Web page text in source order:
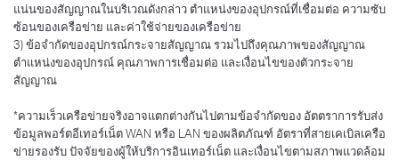
แน่นของสัญญาณในบริเวณดังกล่าว ตำแหน่งของอุปกรณ์ที่เชื่อมต่อ ความซับ
ซ้อนของเครือข่าย และค่าใช้จ่ายของเครือข่าย
3) ข้อจำกัดของอุปกรณ์กระจายสัญญาณ รวมไปถึงคุณภาพของสัญญาณ
ตำแหน่งของอุปกรณ์ คุณภาพการเชื่อมต่อ และเงื่อนไขของตัวกระจาย
สัญญาณ
*ความเร็วเครือข่ายจริงอาจแตกต่างกันไปตามข้อจำกัดของ อัตตราการรับส่ง
ข้อมูลพอร์ตอีเทอร์เน็ต WAN หรือ LAN ของผลิตภัณฑ์ อัตราที่สายเคเบิลเครือ
ข่ายรองรับ ปัจจัยของผู้ให้บริการอินเทอร์เน็ต และเงื่อนไขตามสภาพแวดล้อม